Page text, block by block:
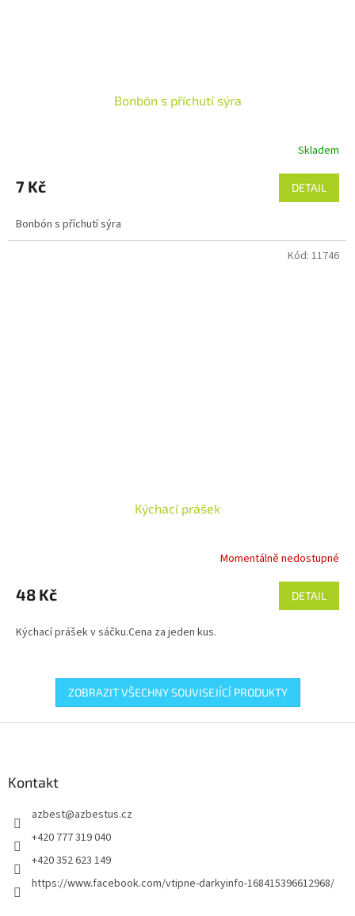
Bonbón s příchutí sýra
Skladem
7 Kč DETAIL
Bonbón s příchutí sýra
Kýchací prášek
Momentálně nedostupné
48 Kč DETAIL
Kýchací prášek v sáčku.Cena za jeden kus.
Kód: 11746
ZOBRAZIT VŠECHNY SOUVISEJÍCÍ PRODUKTY
Kontakt
azbest@azbestus.cz
+420 777 319 040
+420 352 623 149
https://www.facebook.com/vtipne-darkyinfo-168415396612968/